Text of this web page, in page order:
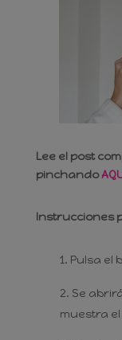
Lee el post
pinchando
Instrucciones
Pulsa el
Se
muestra